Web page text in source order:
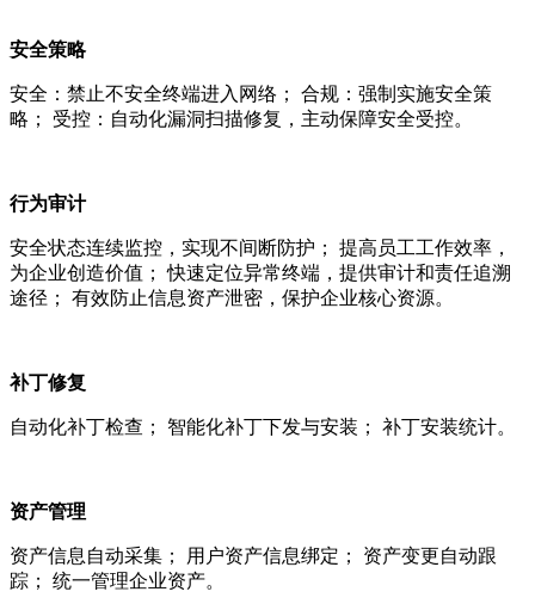
安全策略
安全：禁止不安全终端进入网络； 合规：强制实施安全策
略； 受控：自动化漏洞扫描修复，主动保障安全受控。
行为审计
安全状态连续监控，实现不间断防护； 提高员工工作效率，
为企业创造价值； 快速定位异常终端，提供审计和责任追溯
途径； 有效防止信息资产泄密，保护企业核心资源。
补丁修复
自动化补丁检查； 智能化补丁下发与安装； 补丁安装统计。
资产管理
资产信息自动采集； 用户资产信息绑定； 资产变更自动跟
踪； 统一管理企业资产。